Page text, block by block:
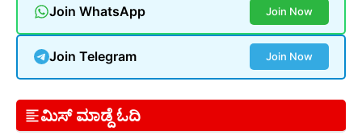
Join WhatsApp Join Now
Join Telegram Join Now
ಮಿಸ್ ಮಾಡ್ದೆ ಓದಿ